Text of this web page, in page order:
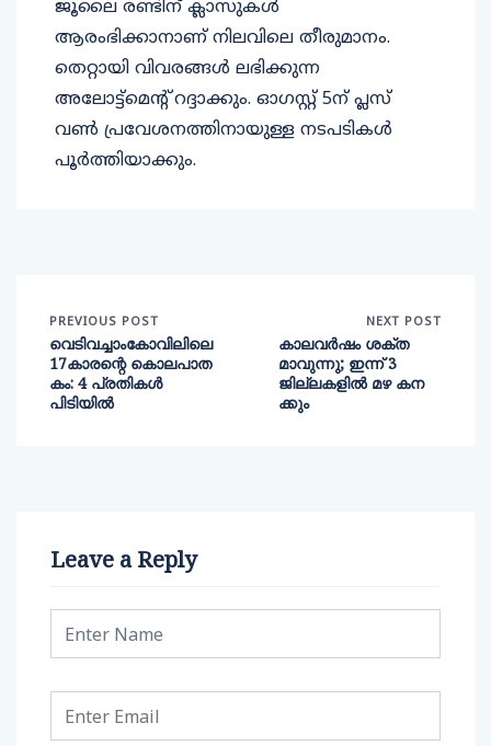
ജൂലൈ രണ്ടിന് ക്ലാസുകൾ
ആരംഭിക്കാനാണ് നിലവിലെ തീരുമാനം.
തെറ്റായി വിവരങ്ങൾ ലഭിക്കുന്ന
അലോട്ട്മെന്റ് റദ്ദാക്കും. ഓഗസ്റ്റ് 5ന് പ്ലസ്
വൺ പ്രവേശനത്തിനായുള്ള നടപടികൾ
പൂർത്തിയാക്കും.
PREVIOUS POST
വെടിവച്ചാംകോവിലിലെ
17കാരന്റെ കൊലപാത
കം: 4 പ്രതികള്‍
പിടിയില്‍
NEXT POST
കാലവർഷം ശക്ത
മാവുന്നു; ഇന്ന് 3
ജില്ലകളിൽ മഴ കന
ക്കും
Leave a Reply